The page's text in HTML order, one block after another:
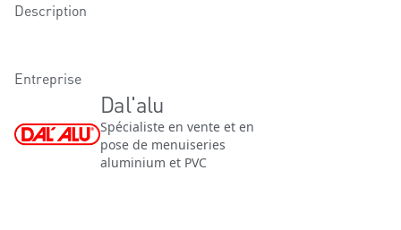
Description
Entreprise
Dal'alu
Spécialiste en vente et en
pose de menuiseries
aluminium et PVC